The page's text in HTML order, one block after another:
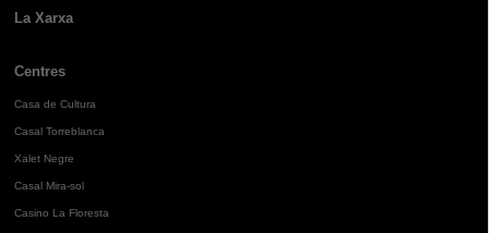
La Xarxa
Centres
Casa de Cultura
Casal Torreblanca
Xalet Negre
Casal Mira-sol
Casino La Floresta